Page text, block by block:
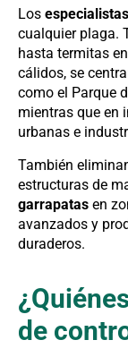
Los
cualquier plaga.
hasta termitas
cálidos, se
como el Parque
mientras que en
urbanas e
También
estructuras de
garrapatas en
avanzados y
duraderos.
de